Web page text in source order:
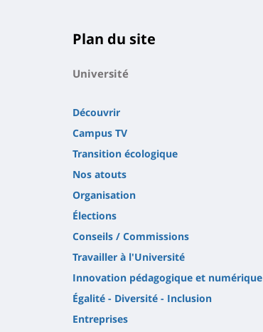
Plan du site
Université
Découvrir
Campus TV
Transition écologique
Nos atouts
Organisation
Élections
Conseils / Commissions
Travailler à l'Université
Innovation pédagogique et numérique
Égalité - Diversité - Inclusion
Entreprises